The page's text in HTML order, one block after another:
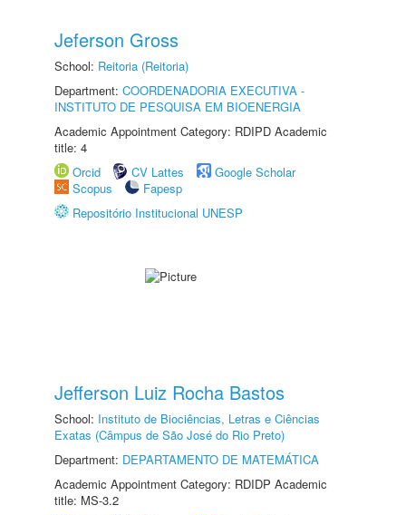
Jeferson Gross
School: Reitoria (Reitoria)
Department: COORDENADORIA EXECUTIVA -
INSTITUTO DE PESQUISA EM BIOENERGIA
Academic Appointment Category: RDIPD Academic
title: 4
Orcid
CV Lattes
Google Scholar
Scopus
Fapesp
Repositório Institucional UNESP
Jefferson Luiz Rocha Bastos
School: Instituto de Biociências, Letras e Ciências
Exatas (Câmpus de São José do Rio Preto)
Department: DEPARTAMENTO DE MATEMÁTICA
Academic Appointment Category: RDIDP Academic
title: MS-3.2